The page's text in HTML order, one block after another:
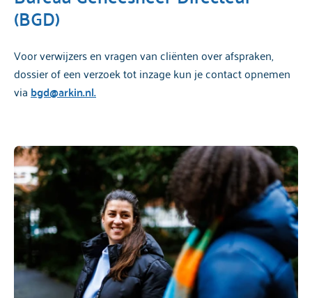
(BGD)
Voor verwijzers en vragen van cliënten over afspraken,
dossier of een verzoek tot inzage kun je contact opnemen
viabgd@arkin.nl.